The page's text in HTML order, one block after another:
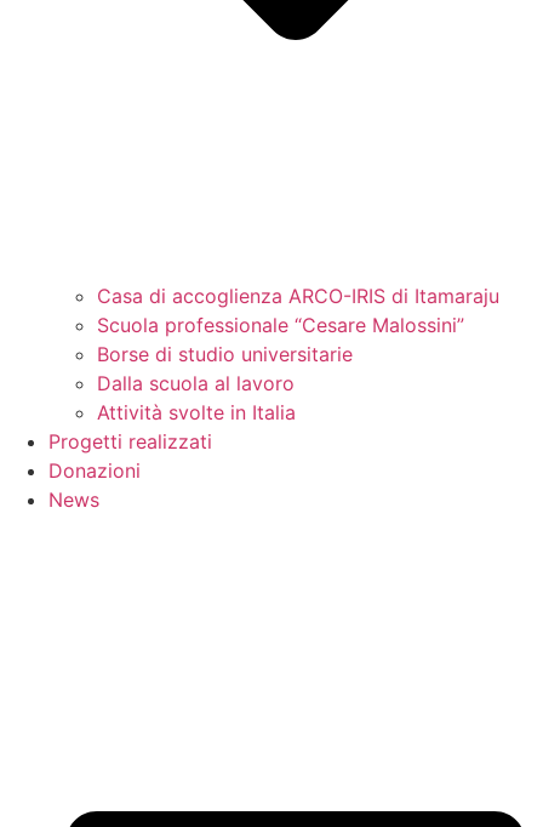
Casa di accoglienza ARCO-IRIS di Itamaraju
Scuola professionale “Cesare Malossini”
Borse di studio universitarie
Dalla scuola al lavoro
Attività svolte in Italia
Progetti realizzati
Donazioni
News